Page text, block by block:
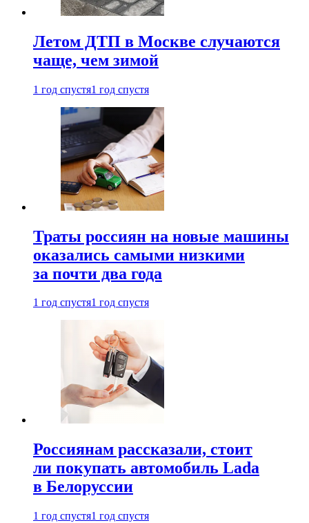
Летом ДТП в Москве случаются
чаще, чем зимой
1 год спустя1 год спустя
Траты россиян на новые машины
оказались самыми низкими
за почти два года
1 год спустя1 год спустя
Россиянам рассказали, стоит
ли покупать автомобиль Lada
в Белоруссии
1 год спустя1 год спустя